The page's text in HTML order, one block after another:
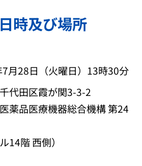
時及び場所
月28日（火曜日）13時30分
代田区霞が関3-3-2
薬品医療機器総合機構 第24
14階 西側）